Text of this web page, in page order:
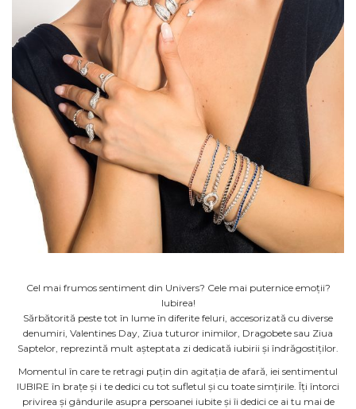
Bănuț Moț Personalizat
Seturi Brățări Personalizate
Seturi Lănțișoare Personalizate
Cadouri Corporate
Bijuterii Personalizate Spotify
Cercei Fashion
Coliere Argint
Seturi Argint
Bijuterii Fashion
Accesorii
Genți
Portofele
CARD CADOU
Cel mai frumos sentiment din Univers? Cele mai puternice emoții?
Iubirea!
Sărbătorită peste tot în lume în diferite feluri, accesorizată cu diverse
denumiri, Valentines Day, Ziua tuturor inimilor, Dragobete sau Ziua
Saptelor, reprezintă mult așteptata zi dedicată iubirii și îndrăgostiților.
Momentul în care te retragi puțin din agitația de afară, iei sentimentul
IUBIRE în brațe și i te dedici cu tot sufletul și cu toate simțirile. Îți întorci
privirea și gândurile asupra persoanei iubite și îi dedici ce ai tu mai de